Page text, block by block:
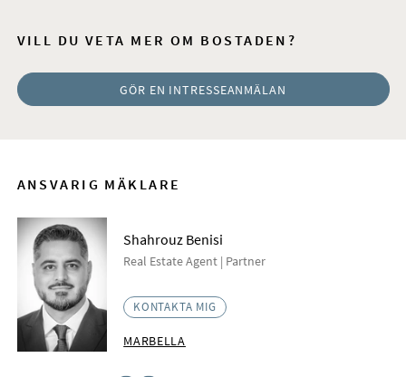
VILL DU VETA MER OM BOSTADEN?
GÖR EN INTRESSEANMÄLAN
ANSVARIG MÄKLARE
Shahrouz Benisi
Real Estate Agent | Partner
KONTAKTA MIG
MARBELLA